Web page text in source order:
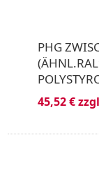
PHG
45,52 €